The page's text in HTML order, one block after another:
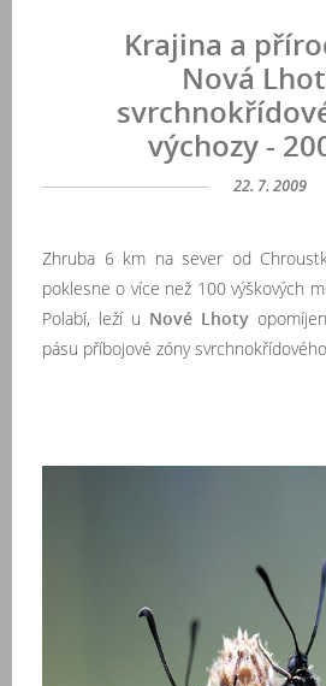
Krajina a
Nová
výchozy -
22. 7. 2009
Zhruba 6 km na sever od
poklesne o více než 100 výškových
Polabí, leží u Nové Lhoty
pásu příbojové zóny